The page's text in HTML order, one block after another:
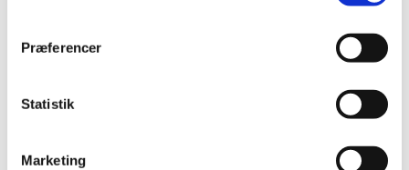
Præferencer
Statistik
Marketing